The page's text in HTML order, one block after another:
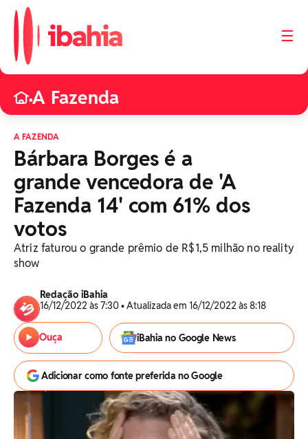
☰
•A Fazenda
A FAZENDA
Bárbara Borges é a
grande vencedora de 'A
Fazenda 14' com 61% dos
votos
Atriz faturou o grande prêmio de R$1,5 milhão no reality
show
Redação iBahia
16/12/2022 às 7:30 • Atualizada em 16/12/2022 às 8:18
Ouça iBahia no Google News
Adicionar como fonte preferida no Google